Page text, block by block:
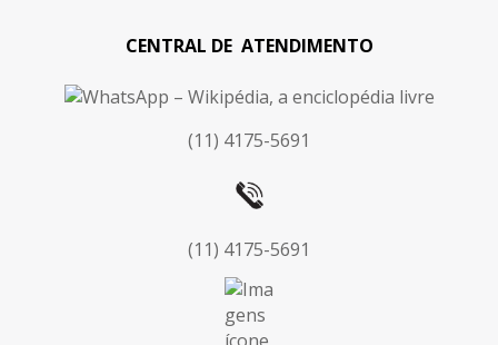
CENTRAL DE ATENDIMENTO
(11) 4175-5691
(11) 4175-5691